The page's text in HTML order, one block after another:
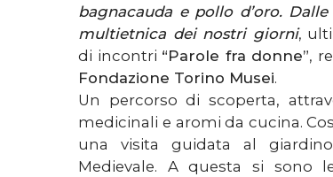
bagnacauda e pollo d’oro.
multietnica dei nostri giorni,
di incontri “Parole fra donne”,
Fondazione Torino Musei.
Un percorso di scoperta,
medicinali e aromi da cucina.
una visita guidata al
Medievale. A questa si sono